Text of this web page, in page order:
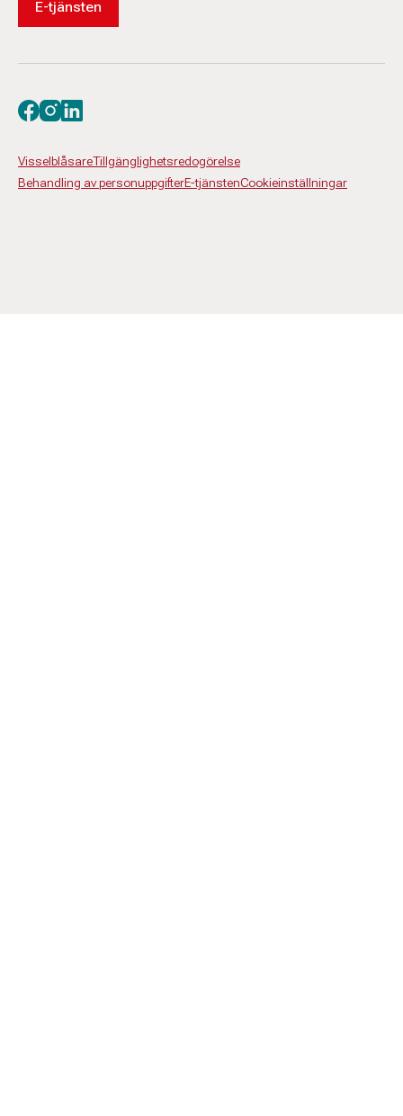
E-tjänsten
VisselblåsareTillgänglighetsredogörelse
Behandling av personuppgifterE-tjänstenCookieinställningar
Besök oss på facebook
Besök oss på instagram
Besök oss på linkedin